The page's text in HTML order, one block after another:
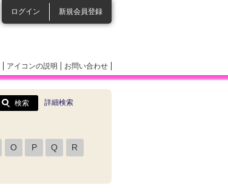
ログイン 新規会員登録
アイコンの説明 お問い合わせ
詳細検索
O P Q R